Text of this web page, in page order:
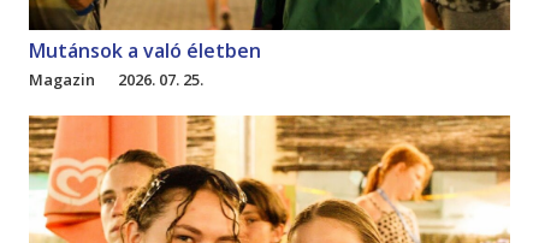
Mutánsok a való életben
Magazin 2026. 07. 25.